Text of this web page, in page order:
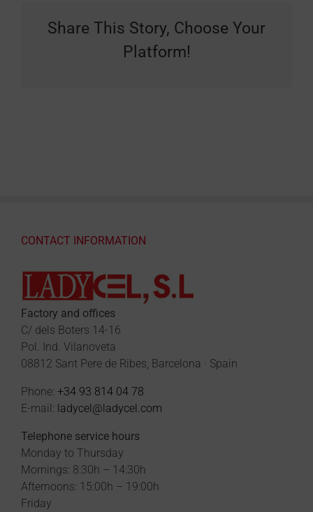
Share This Story, Choose Your
Platform!
CONTACT INFORMATION
Factory and offices
C/ dels Boters 14-16
Pol. Ind. Vilanoveta
08812 Sant Pere de Ribes, Barcelona · Spain
Phone: +34 93 814 04 78
E-mail: ladycel@ladycel.com
Telephone service hours
Monday to Thursday
Mornings: 8:30h – 14:30h
Afternoons: 15:00h – 19:00h
Friday